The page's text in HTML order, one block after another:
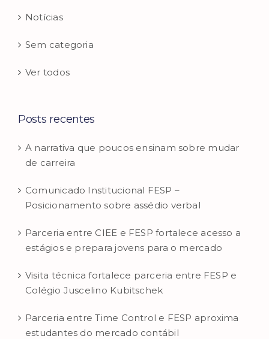
Notícias
Sem categoria
Ver todos
Posts recentes
A narrativa que poucos ensinam sobre mudar
de carreira
Comunicado Institucional FESP –
Posicionamento sobre assédio verbal
Parceria entre CIEE e FESP fortalece acesso a
estágios e prepara jovens para o mercado
Visita técnica fortalece parceria entre FESP e
Colégio Juscelino Kubitschek
Parceria entre Time Control e FESP aproxima
estudantes do mercado contábil